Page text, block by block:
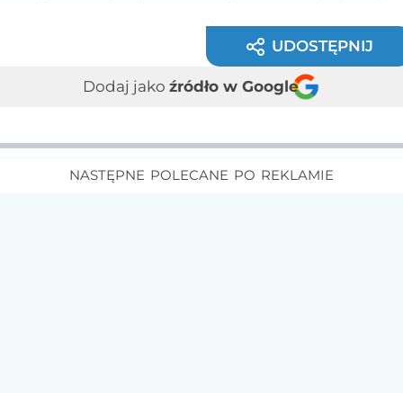
UDOSTĘPNIJ
Dodaj jako źródło w Google